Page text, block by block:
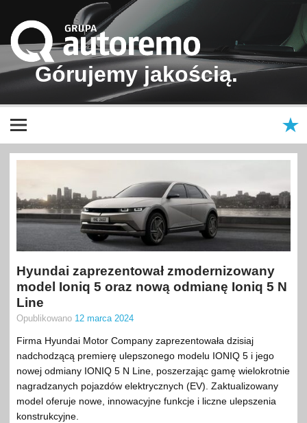
Autoremo
Samochody nowe i używane – Škoda, Volkswagen, Volkswagen
Użytkowe, Renault, Mazda, Hyundai, Dacia | Autoremo – Anndora –
Autoneo | Kraków, Nowy Targ, Nowy Sącz, Bukowina Tatrzańska
Górujemy jakością.
Hyundai zaprezentował zmodernizowany
model Ioniq 5 oraz nową odmianę Ioniq 5 N
Line
Opublikowano 12 marca 2024
Firma Hyundai Motor Company zaprezentowała dzisiaj
nadchodzącą premierę ulepszonego modelu IONIQ 5 i jego
nowej odmiany IONIQ 5 N Line, poszerzając gamę wielokrotnie
nagradzanych pojazdów elektrycznych (EV). Zaktualizowany
model oferuje nowe, innowacyjne funkcje i liczne ulepszenia
konstrukcyjne.